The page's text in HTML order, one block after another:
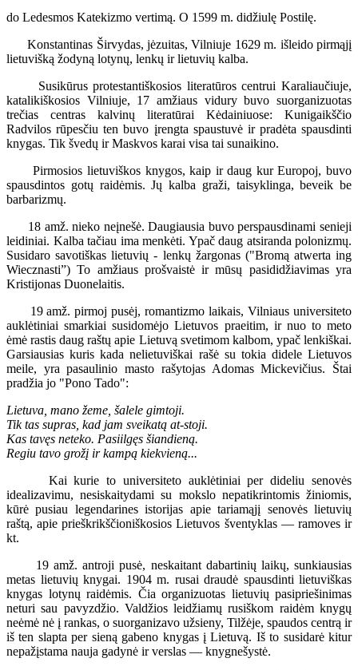
do Ledesmos Katekizmo vertimą. O 1599 m. didžiulę Postilę.
Konstantinas Širvydas, jėzuitas, Vilniuje 1629 m. išleido pirmąjį
lietuvišką žodyną lotynų, lenkų ir lietuvių kalba.
Susikūrus protestantiškosios literatūros centrui Karaliaučiuje,
katalikiškosios Vilniuje, 17 amžiaus vidury buvo suorganizuotas
trečias centras kalvinų literatūrai Kėdainiuose: Kunigaikščio
Radvilos rūpesčiu ten buvo įrengta spaustuvė ir pradėta spausdinti
knygas. Tik švedų ir Maskvos karai visa tai sunaikino.
Pirmosios lietuviškos knygos, kaip ir daug kur Europoj, buvo
spausdintos gotų raidėmis. Jų kalba graži, taisyklinga, beveik be
barbarizmų.
18 amž. nieko neįnešė. Daugiausia buvo perspausdinami senieji
leidiniai. Kalba tačiau ima menkėti. Ypač daug atsiranda polonizmų.
Susidaro savotiškas lietuvių - lenkų žargonas ("Bromą atwerta ing
Wiecznasti”) To amžiaus prošvaistė ir mūsų pasididžiavimas yra
Kristijonas Duonelaitis.
19 amž. pirmoj pusėj, romantizmo laikais, Vilniaus universiteto
auklėtiniai smarkiai susidomėjo Lietuvos praeitim, ir nuo to meto
ėmė rastis daug raštų apie Lietuvą svetimom kalbom, ypač lenkiškai.
Garsiausias kuris kada nelietuviškai rašė su tokia didele Lietuvos
meile, yra pasaulinio masto rašytojas Adomas Mickevičius. Štai
pradžia jo "Pono Tado":
Lietuva, mano žeme, šalele gimtoji.
Tik tas supras, kad jam sveikatą at-stoji.
Kas tavęs neteko. Pasiilgęs šiandieną.
Regiu tavo grožį ir kampą kiekvieną...
Kai kurie to universiteto auklėtiniai per dideliu senovės
idealizavimu, nesiskaitydami su mokslo nepatikrintomis žiniomis,
kūrė pusiau legendarines istorijas apie tariamąjį senovės lietuvių
raštą, apie prieškrikščioniškosios Lietuvos šventyklas — ramoves ir
kt.
19 amž. antroji pusė, neskaitant dabartinių laikų, sunkiausias
metas lietuvių knygai. 1904 m. rusai draudė spausdinti lietuviškas
knygas lotynų raidėmis. Čia organizuotas lietuvių pasipriešinimas
neturi sau pavyzdžio. Valdžios leidžiamų rusiškom raidėm knygų
neėmė nė į rankas, o suorganizavo užsieny, Tilžėje, spaudos centrą ir
iš ten slapta per sieną gabeno knygas į Lietuvą. Iš to susidarė kitur
nepažįstama nauja gadynė ir verslas — knygnešystė.